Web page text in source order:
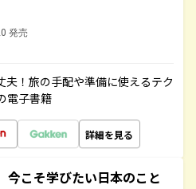
発売
！旅の手配や準備に使えるテク
電子書籍
詳細を見る
こそ学びたい日本のこと